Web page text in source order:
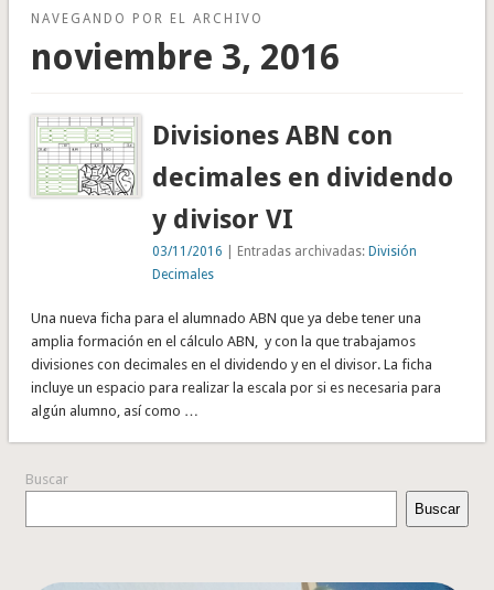
NAVEGANDO POR EL ARCHIVO
noviembre 3, 2016
Divisiones ABN con
decimales en dividendo
y divisor VI
03/11/2016 | Entradas archivadas:División
Decimales
Una nueva ficha para el alumnado ABN que ya debe tener una
amplia formación en el cálculo ABN, y con la que trabajamos
divisiones con decimales en el dividendo y en el divisor. La ficha
incluye un espacio para realizar la escala por si es necesaria para
algún alumno, así como …
Buscar
Buscar